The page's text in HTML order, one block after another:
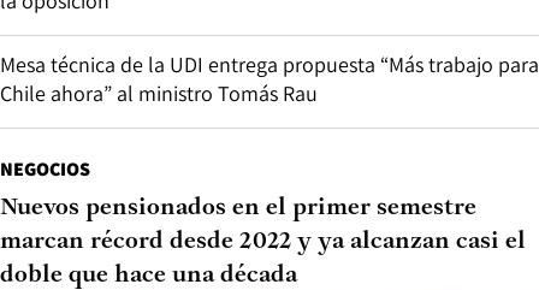
Mesa técnica de la UDI entrega propuesta “Más trabajo para
Chile ahora” al ministro Tomás Rau
NEGOCIOS
Nuevos pensionados en el primer semestre
marcan récord desde 2022 y ya alcanzan casi el
doble que hace una década